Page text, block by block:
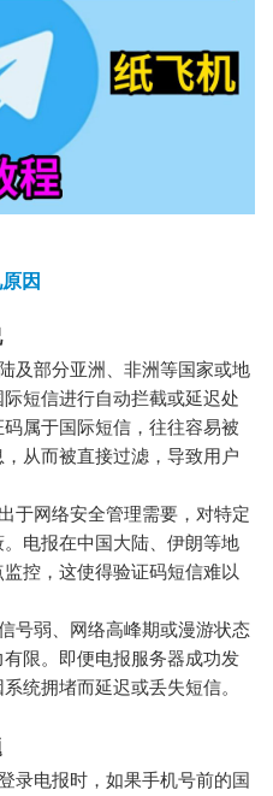
因
及部分亚洲、非洲等国家或地
短信进行自动拦截或延迟处
属于国际短信，往往容易被
从而被直接过滤，导致用户
于网络安全管理需要，对特定
电报在中国大陆、伊朗等地
控，这使得验证码短信难以
号弱、网络高峰期或漫游状态
限。即便电报服务器成功发
统拥堵而延迟或丢失短信。
录电报时，如果手机号前的国